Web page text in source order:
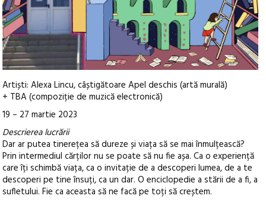
Artiști: Alexa Lincu, câștigătoare Apel deschis (artă murală)
+ TBA (compoziție de muzică electronică)
19 – 27 martie 2023
Descrierea lucrării
Dar ar putea tinerețea să dureze și viața să se mai înmulțească?
Prin intermediul cărților nu se poate să nu fie așa. Ca o experiență
care îți schimbă viața, ca o invitație de a descoperi lumea, de a te
descoperi pe tine însuți, ca un dar. O enciclopedie a stării de a fi, a
sufletului. Fie ca aceasta să ne facă pe toți să creștem.